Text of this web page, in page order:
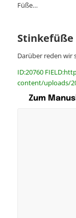
Füße…
Stinkefüße
Darüber reden wir
ID:20760
content/uploads/
Zum